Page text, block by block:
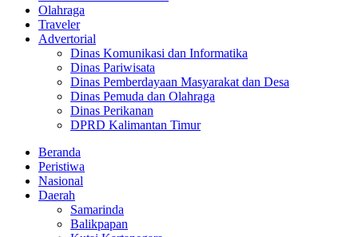
Olahraga
Traveler
Advertorial
Dinas Komunikasi dan Informatika
Dinas Pariwisata
Dinas Pemberdayaan Masyarakat dan Desa
Dinas Pemuda dan Olahraga
Dinas Perikanan
DPRD Kalimantan Timur
Beranda
Peristiwa
Nasional
Daerah
Samarinda
Balikpapan